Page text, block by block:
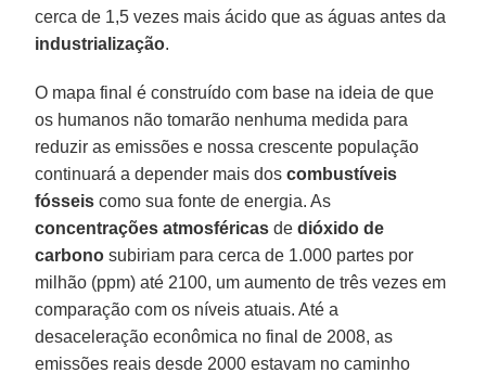
cerca de 1,5 vezes mais ácido que as águas antes da
industrialização.
O mapa final é construído com base na ideia de que
os humanos não tomarão nenhuma medida para
reduzir as emissões e nossa crescente população
continuará a depender mais doscombustíveis
fósseis como sua fonte de energia. As
concentrações atmosféricas dedióxido de
carbono subiriam para cerca de 1.000 partes por
milhão (ppm) até 2100, um aumento de três vezes em
comparação com os níveis atuais. Até a
desaceleração econômica no final de 2008, as
emissões reais desde 2000 estavam no caminho